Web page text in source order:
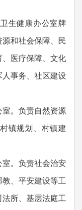
生健康办公室牌
和社会保障、民
医疗保障、文化
事务、社区建设
。负责自然资源
镇规划、村镇建
。负责社会治安
、平安建设等工
所、基层法庭工